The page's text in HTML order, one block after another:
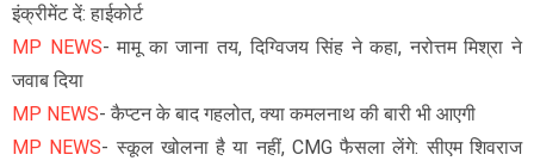
इंक्रीमेंट दें: हाईकोर्ट
MP NEWS- मामू का जाना तय, दिग्विजय सिंह ने कहा, नरोत्तम मिश्रा ने
जवाब दिया
MP NEWS- कैप्टन के बाद गहलोत, क्या कमलनाथ की बारी भी आएगी
MP NEWS- स्कूल खोलना है या नहीं, CMG फैसला लेंगे: सीएम शिवराज